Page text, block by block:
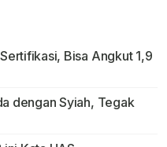
Bisa Angkut 1,9
dengan Syiah, Tegak